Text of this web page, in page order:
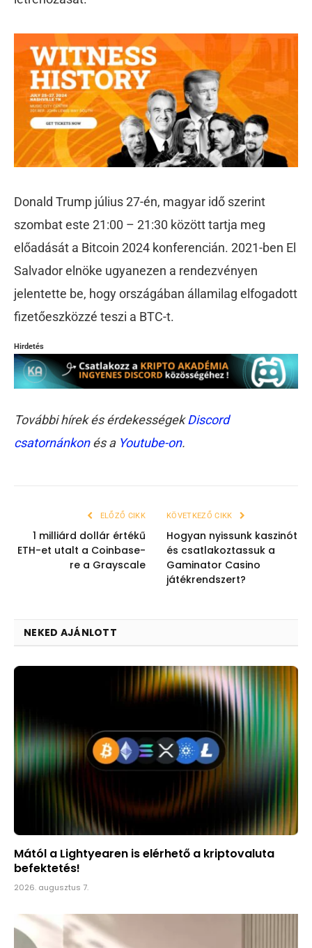
Donald Trump július 27-én, magyar idő szerint
szombat este 21:00 – 21:30 között tartja meg
előadását a Bitcoin 2024 konferencián. 2021-ben El
Salvador elnöke ugyanezen a rendezvényen
jelentette be, hogy országában államilag elfogadott
fizetőeszközzé teszi a BTC-t.
Hirdetés
További hírek és érdekességekDiscord
csatornánkonés a Youtube-on.
ELŐZŐ CIKK
1 milliárd dollár értékű
ETH-et utalt a Coinbase-
re a Grayscale
KÖVETKEZŐ CIKK
Hogyan nyissunk kaszinót
és csatlakoztassuk a
Gaminator Casino
játékrendszert?
NEKED AJÁNLOTT
Mától a Lightyearen is elérhető a kriptovaluta
befektetés!
2026. augusztus 7.